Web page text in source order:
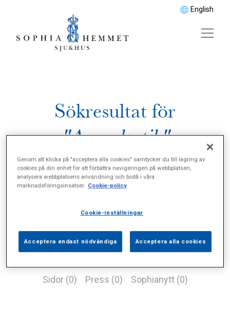
English
Sökresultat för
"Armplastik"
Sidor (0) Press (0) Sophianytt (0)
Genom att klicka på "acceptera alla cookies" samtycker du till lagring av
cookies på din enhet för att förbättra navigeringen på webbplatsen,
analysera webbplatsens användning och bistå i våra
marknadsföringsinsatser. Cookie-policy
Cookie-inställningar
Acceptera endast nödvändiga Acceptera alla cookies